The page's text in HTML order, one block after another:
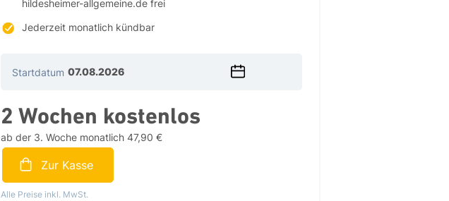
hildesheimer-allgemeine.de frei
Jederzeit monatlich kündbar
Startdatum
2 Wochen kostenlos
ab der 3. Woche monatlich 47,90 €
Zur Kasse
Alle Preise inkl. MwSt.